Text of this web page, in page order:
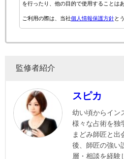
を行ったり、他の目的で使用することはあ
ご利用の際は、当社個人情報保護方針と
監修者紹介
スピカ
幼い頃からイン
様々な占術を独
まどみ師匠と出
後、師匠の強い
層・相談を経験